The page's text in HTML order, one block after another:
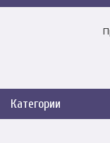
Категории